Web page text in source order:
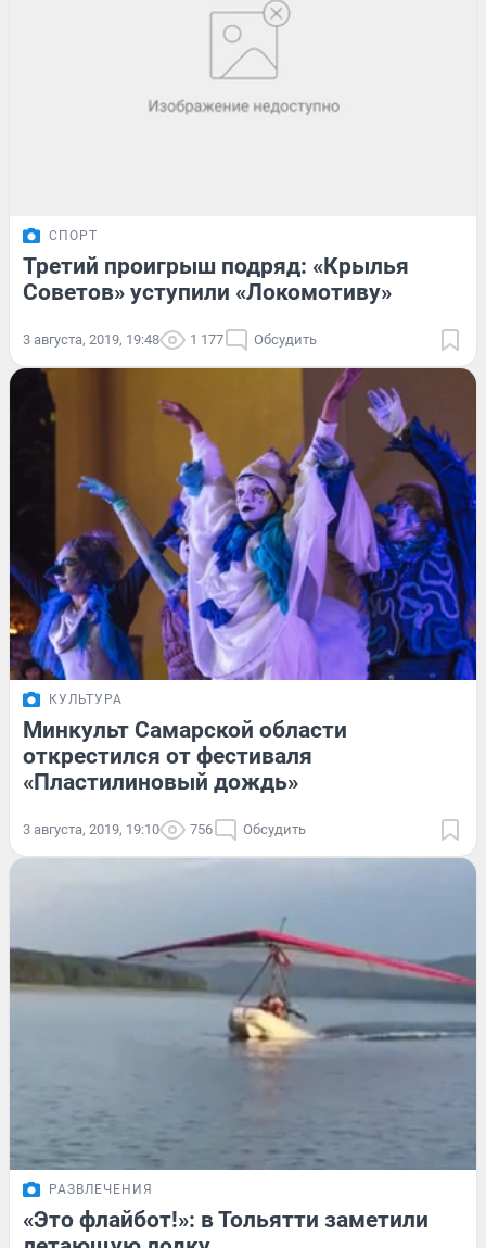
СПОРТ
Третий проигрыш подряд: «Крылья
Советов» уступили «Локомотиву»
3 августа, 2019, 19:48 1 177 Обсудить
КУЛЬТУРА
Минкульт Самарской области
открестился от фестиваля
«Пластилиновый дождь»
3 августа, 2019, 19:10 756 Обсудить
РАЗВЛЕЧЕНИЯ
«Это флайбот!»: в Тольятти заметили